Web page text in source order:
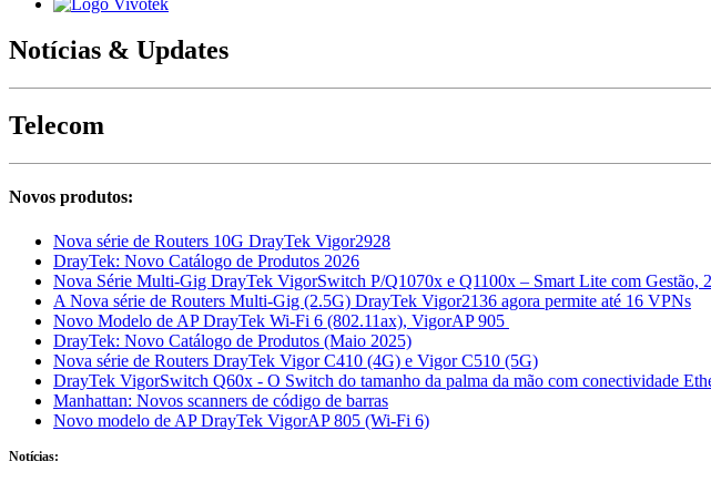
Notícias & Updates
Telecom
Novos produtos:
Nova série de Routers 10G DrayTek Vigor2928
DrayTek: Novo Catálogo de Produtos 2026
Nova Série Multi-Gig DrayTek VigorSwitch P/Q1070x e Q1100x – Smart Lite com Gestão,
A Nova série de Routers Multi-Gig (2.5G) DrayTek Vigor2136 agora permite até 16 VPNs
Novo Modelo de AP DrayTek Wi-Fi 6 (802.11ax), VigorAP 905
DrayTek: Novo Catálogo de Produtos (Maio 2025)
Nova série de Routers DrayTek Vigor C410 (4G) e Vigor C510 (5G)
DrayTek VigorSwitch Q60x - O Switch do tamanho da palma da mão com conectividade
Manhattan: Novos scanners de código de barras
Novo modelo de AP DrayTek VigorAP 805 (Wi-Fi 6)
Notícias: